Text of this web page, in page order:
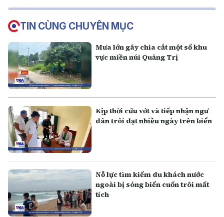
TIN CÙNG CHUYÊN MỤC
Mưa lớn gây chia cắt một số khu
vực miền núi Quảng Trị
Kịp thời cứu vớt và tiếp nhận ngư
dân trôi dạt nhiều ngày trên biển
Nỗ lực tìm kiếm du khách nước
ngoài bị sóng biển cuốn trôi mất
tích